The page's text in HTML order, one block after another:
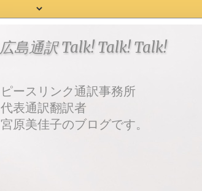
広島通訳 Talk! Talk! Talk!
ピースリンク通訳事務所
代表通訳翻訳者
宮原美佳子のブログです。